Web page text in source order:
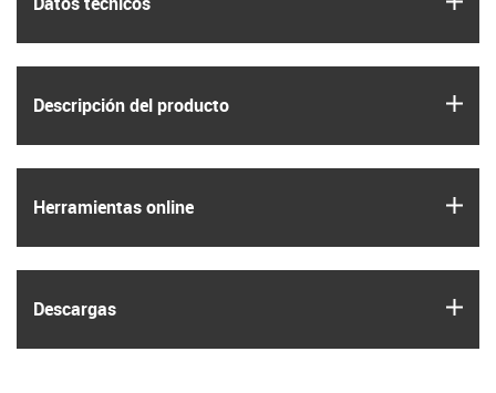
Descripción del producto
Herramientas online
Descargas